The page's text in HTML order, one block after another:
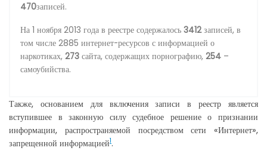
470записей.
На 1 ноября 2013 года в реестре содержалось3412записей, в
том числе 2885 интернет-ресурсов с информацией о
наркотиках,273сайта, содержащих порнографию,254 –
самоубийства.
Также, основанием для включения записи в реестр является
вступившее в законную силу судебное решение о признании
информации, распространяемой посредством сети «Интернет»,
запрещенной информацией1.